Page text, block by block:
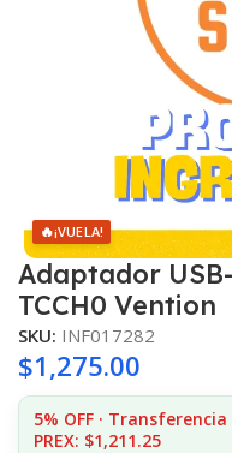
🔥¡VUELA!
Adaptador
TCCH0 Vention
SKU: INF017282
$1,275.00
5% OFF ·
PREX: $1,211.25